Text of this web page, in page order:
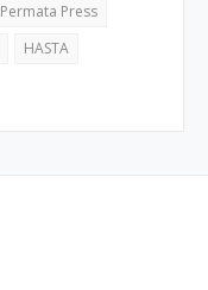
Permata Press
HASTA